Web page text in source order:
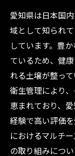
愛知県は日本国
域として知られ
しています。豊
ているため、健
れる土壌が整っ
衛生管理により
恵まれており、
経験で高い評価
におけるマルチ
の取り組みにつ